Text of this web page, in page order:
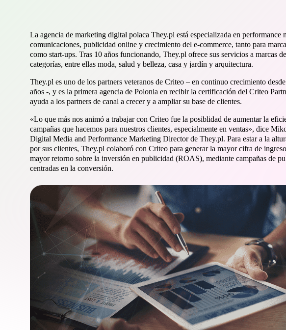
La agencia de marketing digital polaca They.pl está especializada en performance
comunicaciones, publicidad online y crecimiento del e-commerce, tanto para
como start-ups. Tras 10 años funcionando, They.pl ofrece sus servicios a marcas
categorías, entre ellas moda, salud y belleza, casa y jardín y arquitectura.
They.pl es uno de los partners veteranos de Criteo – en continuo crecimiento
años -, y es la primera agencia de Polonia en recibir la certificación del Criteo
ayuda a los partners de canal a crecer y a ampliar su base de clientes.
«Lo que más nos animó a trabajar con Criteo fue la posiblidad de aumentar la
campañas que hacemos para nuestros clientes, especialmente en ventas», dice
Digital Media and Performance Marketing Director de They.pl. Para estar a la
por sus clientes, They.pl colaboró con Criteo para generar la mayor cifra de
mayor retorno sobre la inversión en publicidad (ROAS), mediante campañas de
centradas en la conversión.